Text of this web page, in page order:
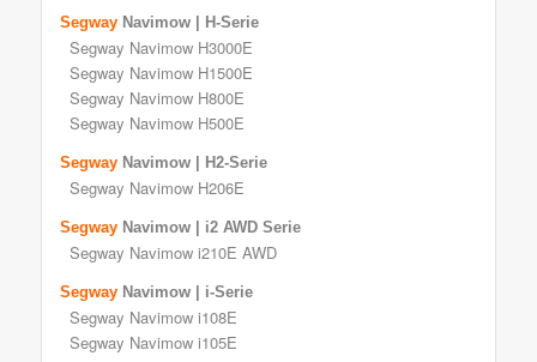
Segway Navimow | H-Serie
Segway Navimow H3000E
Segway Navimow H1500E
Segway Navimow H800E
Segway Navimow H500E
Segway Navimow | H2-Serie
Segway Navimow H206E
Segway Navimow | i2 AWD Serie
Segway Navimow i210E AWD
Segway Navimow | i-Serie
Segway Navimow i108E
Segway Navimow i105E